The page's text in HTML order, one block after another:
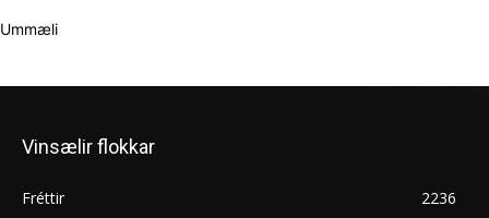
Ummæli
Vinsælir flokkar
Fréttir
2236